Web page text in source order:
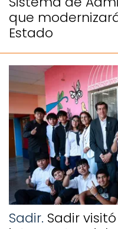
que
Estado
Sadir. Sadir